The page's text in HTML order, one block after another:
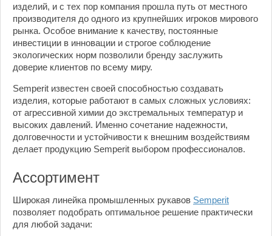
изделий, и с тех пор компания прошла путь от местного
производителя до одного из крупнейших игроков мирового
рынка. Особое внимание к качеству, постоянные
инвестиции в инновации и строгое соблюдение
экологических норм позволили бренду заслужить
доверие клиентов по всему миру.
Semperit известен своей способностью создавать
изделия, которые работают в самых сложных условиях:
от агрессивной химии до экстремальных температур и
высоких давлений. Именно сочетание надежности,
долговечности и устойчивости к внешним воздействиям
делает продукцию Semperit выбором профессионалов.
Ассортимент
Широкая линейка промышленных рукавов Semperit
позволяет подобрать оптимальное решение практически
для любой задачи: